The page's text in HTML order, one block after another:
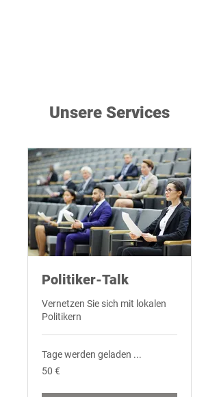
Unsere Services
Politiker-Talk
Vernetzen Sie sich mit lokalen
Politikern
Tage werden geladen ...
50
Euro
50 €